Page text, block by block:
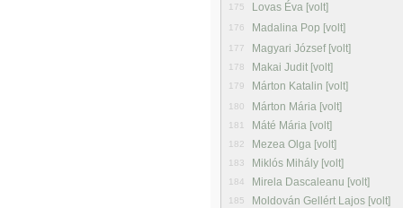
175 Lovas Éva [volt]
176 Madalina Pop [volt]
177 Magyari József [volt]
178 Makai Judit [volt]
179 Márton Katalin [volt]
180 Márton Mária [volt]
181 Máté Mária [volt]
182 Mezea Olga [volt]
183 Miklós Mihály [volt]
184 Mirela Dascaleanu [volt]
185 Moldován Gellért Lajos [volt]